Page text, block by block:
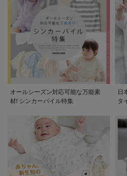
オールシーズン対応可能な万能素
材! シンカーパイル特集
日
タ